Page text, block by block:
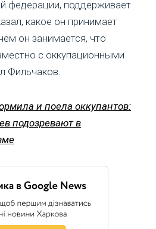
федерации, поддерживает
какое он принимает
он занимается, что
с оккупационными
Фильчаков.
и поела оккупантов:
подозревают в